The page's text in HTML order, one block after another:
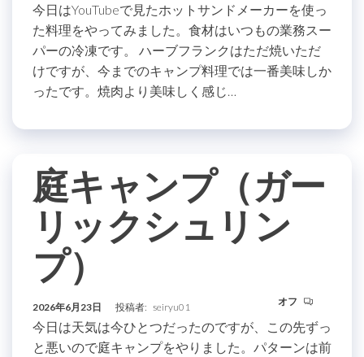
今日はYouTubeで見たホットサンドメーカーを使っ
た料理をやってみました。食材はいつもの業務スー
パーの冷凍です。 ハーブフランクはただ焼いただ
けですが、今までのキャンプ料理では一番美味しか
ったです。焼肉より美味しく感じ…
庭キャンプ（ガー
リックシュリン
プ）
2026年6月23日 投稿者: seiryu01 オフ
今日は天気は今ひとつだったのですが、この先ずっ
と悪いので庭キャンプをやりました。パターンは前